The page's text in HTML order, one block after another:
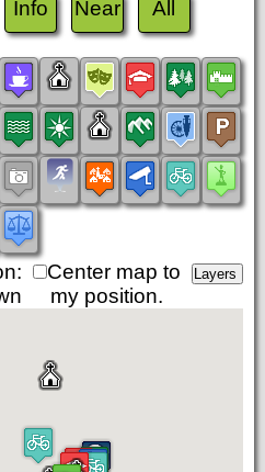
Info Near All
Center map to
my position.